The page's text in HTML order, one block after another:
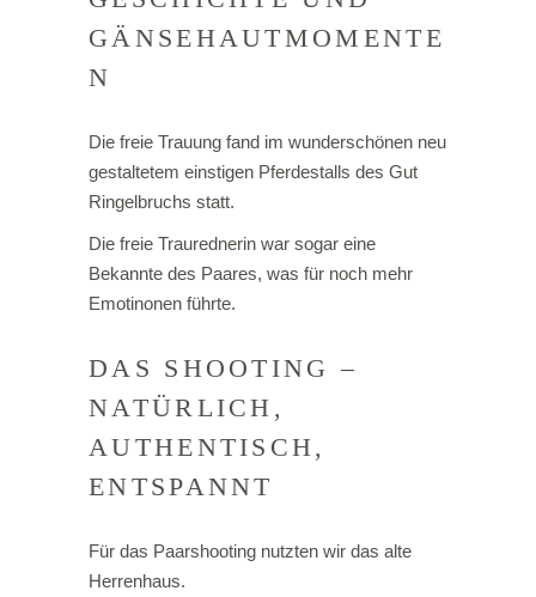
GÄNSEHAUTMOMENTE
N
Die freie Trauung fand im wunderschönen neu
gestaltetem einstigen Pferdestalls des Gut
Ringelbruchs statt.
Die freie Traurednerin war sogar eine
Bekannte des Paares, was für noch mehr
Emotinonen führte.
DAS SHOOTING –
NATÜRLICH,
AUTHENTISCH,
ENTSPANNT
Für das Paarshooting nutzten wir das alte
Herrenhaus.